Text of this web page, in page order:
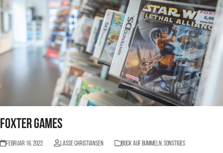
Foxter Games
Februar 16, 2022 Lasse Christiansen BOCK AUF BUMMELN,Sonstiges